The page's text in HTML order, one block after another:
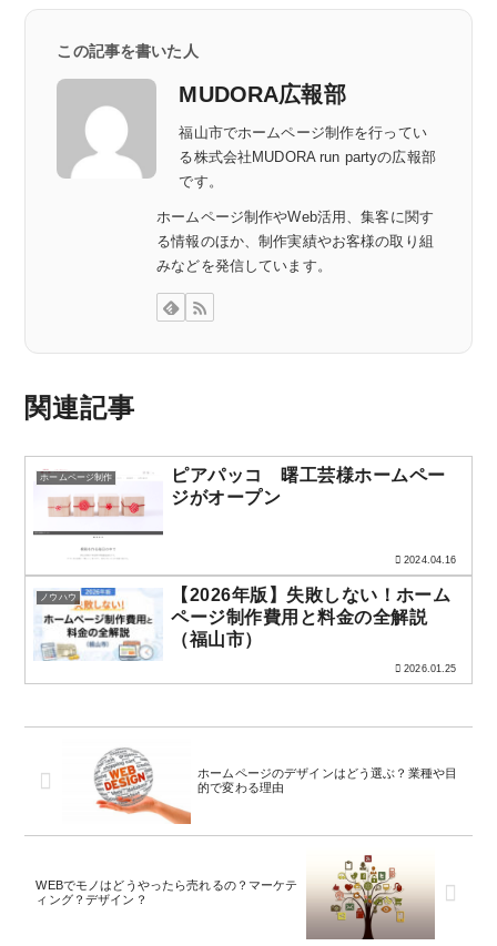
この記事を書いた人
MUDORA広報部
福山市でホームページ制作を行ってい
る株式会社MUDORA run partyの広報部
です。
ホームページ制作やWeb活用、集客に関す
る情報のほか、制作実績やお客様の取り組
みなどを発信しています。
関連記事
ホームページ制作
ピアパッコ 曙工芸様ホームペー
ジがオープン
2024.04.16
ノウハウ
【2026年版】失敗しない！ホーム
ページ制作費用と料金の全解説
（福山市）
2026.01.25
ホームページのデザインはどう選ぶ？業種や目
的で変わる理由
WEBでモノはどうやったら売れるの？マーケテ
ィング？デザイン？